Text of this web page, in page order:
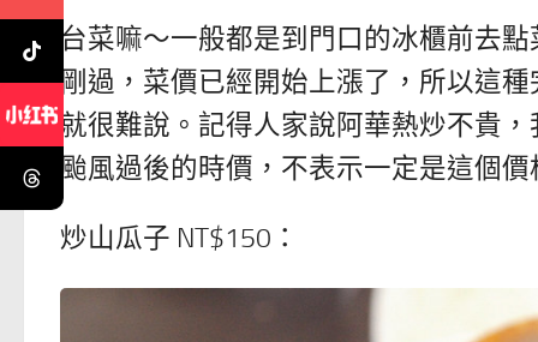
台菜嘛～一般都是到門口的冰櫃前去
剛過，菜價已經開始上漲了，所以這
就很難說。記得人家說阿華熱炒不貴
颱風過後的時價，不表示一定是這個價
炒山瓜子 NT$150：